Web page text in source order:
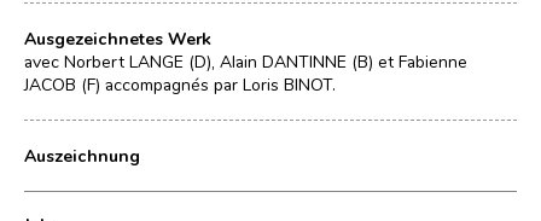
Ausgezeichnetes Werk
avec Norbert LANGE (D), Alain DANTINNE (B) et Fabienne
JACOB (F) accompagnés par Loris BINOT.
Auszeichnung